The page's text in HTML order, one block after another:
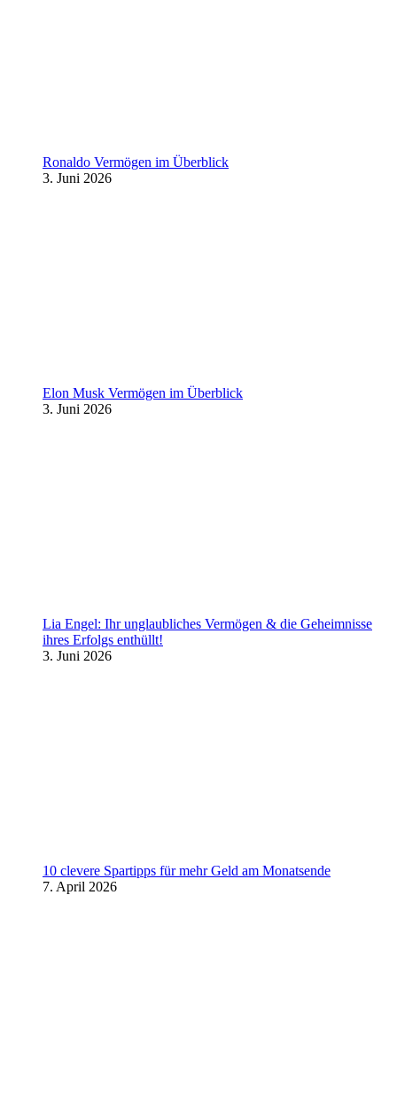
Ronaldo Vermögen im Überblick
3. Juni 2026
Elon Musk Vermögen im Überblick
3. Juni 2026
Lia Engel: Ihr unglaubliches Vermögen & die Geheimnisse
ihres Erfolgs enthüllt!
3. Juni 2026
10 clevere Spartipps für mehr Geld am Monatsende
7. April 2026